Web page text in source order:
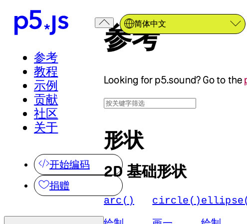
参考
教程
示例
贡献
社区
关于
开始编码
捐赠
简体中文
参考
Looking for p5.sound? Go to the
形状
2D 基础形状
arc()
circle()